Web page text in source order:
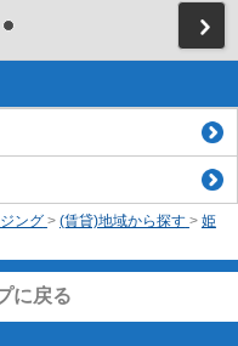
ング > (賃貸)地域から探す > 姫
に戻る